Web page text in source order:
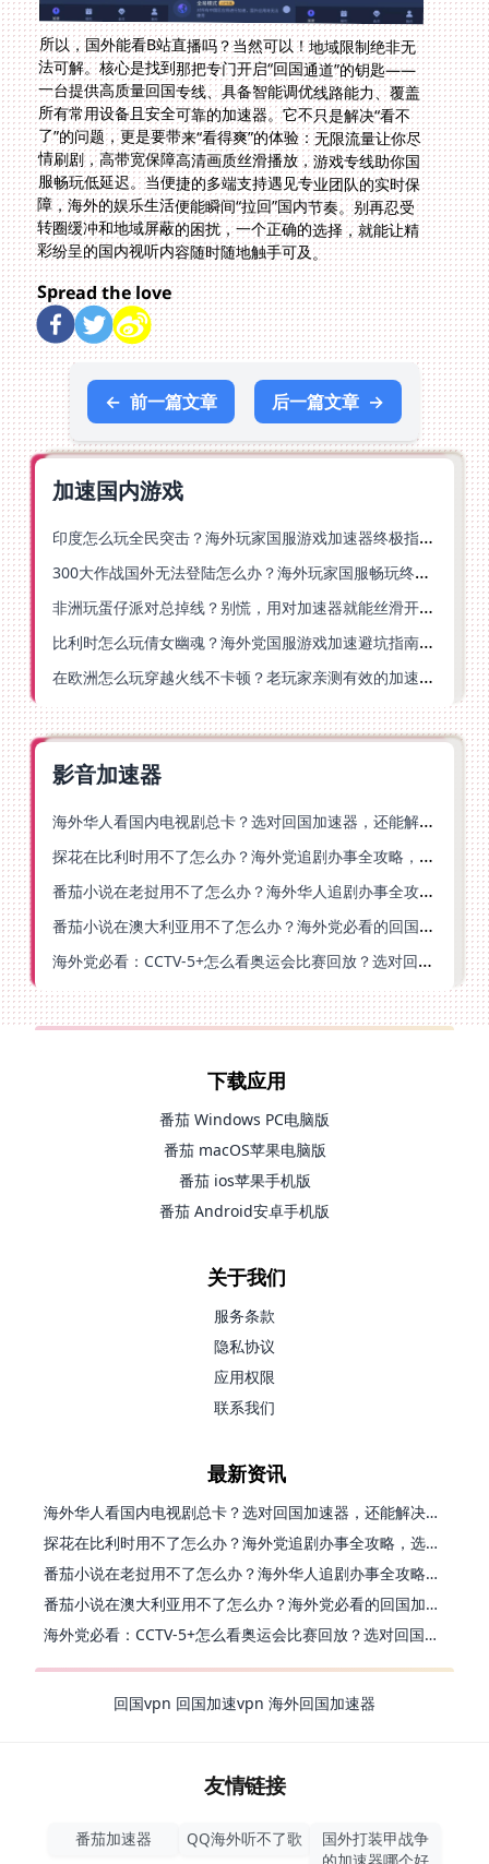
所以，国外能看B站直播吗？当然可以！地域限制绝非无
法可解。核心是找到那把专门开启“回国通道”的钥匙——
一台提供高质量回国专线、具备智能调优线路能力、覆盖
所有常用设备且安全可靠的加速器。它不只是解决“看不
了”的问题，更是要带来“看得爽”的体验：无限流量让你尽
情刷剧，高带宽保障高清画质丝滑播放，游戏专线助你国
服畅玩低延迟。当便捷的多端支持遇见专业团队的实时保
障，海外的娱乐生活便能瞬间“拉回”国内节奏。别再忍受
转圈缓冲和地域屏蔽的困扰，一个正确的选择，就能让精
彩纷呈的国内视听内容随时随地触手可及。
Spread the love
← 前一篇文章 后一篇文章 →
加速国内游戏
印度怎么玩全民突击？海外玩家国服游戏加速器终极指南（附原神延迟优化+精灵之境加速器选择）
300大作战国外无法登陆怎么办？海外玩家国服畅玩终极指南（附实测推荐）
非洲玩蛋仔派对总掉线？别慌，用对加速器就能丝滑开跑！
比利时怎么玩倩女幽魂？海外党国服游戏加速避坑指南（附实测推荐）
在欧洲怎么玩穿越火线不卡顿？老玩家亲测有效的加速器选择指南
影音加速器
海外华人看国内电视剧总卡？选对回国加速器，还能解决菲律宾打不开反诈中心的问题
探花在比利时用不了怎么办？海外党追剧办事全攻略，选对加速器就够了
番茄小说在老挝用不了怎么办？海外华人追剧办事全攻略（附实用工具推荐）
番茄小说在澳大利亚用不了怎么办？海外党必看的回国加速全指南
海外党必看：CCTV-5+怎么看奥运会比赛回放？选对回国加速器就够了
下载应用
番茄 Windows PC电脑版
番茄 macOS苹果电脑版
番茄 ios苹果手机版
番茄 Android安卓手机版
关于我们
服务条款
隐私协议
应用权限
联系我们
最新资讯
海外华人看国内电视剧总卡？选对回国加速器，还能解决菲律宾打不开反诈中心的问题
探花在比利时用不了怎么办？海外党追剧办事全攻略，选对加速器就够了
番茄小说在老挝用不了怎么办？海外华人追剧办事全攻略（附实用工具推荐）
番茄小说在澳大利亚用不了怎么办？海外党必看的回国加速全指南
海外党必看：CCTV-5+怎么看奥运会比赛回放？选对回国加速器就够了
回国vpn 回国加速vpn 海外回国加速器
友情链接
番茄加速器 QQ海外听不了歌
国外打装甲战争
的加速器哪个好